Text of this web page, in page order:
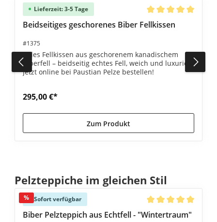
Lieferzeit: 3-5 Tage
Durchschnittliche
Beidseitiges geschorenes Biber Fellkissen
#1375
Edles Fellkissen aus geschorenem kanadischem
Biberfell – beidseitig echtes Fell, weich und luxuriös.
Jetzt online bei Paustian Pelze bestellen!
295,00 €*
Zum Produkt
Produktgalerie überspringen
Pelzteppiche im gleichen Stil
% Sofort verfügbar
Durchschnittliche
Biber Pelzteppich aus Echtfell - "Wintertraum"